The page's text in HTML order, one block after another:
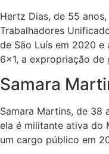
Hertz Dias, de 55
Trabalhadores
de São Luís em 2020
6×1, a expropriação
Samara
Samara Martins, de 38
ela é militante ativa do
um cargo público em